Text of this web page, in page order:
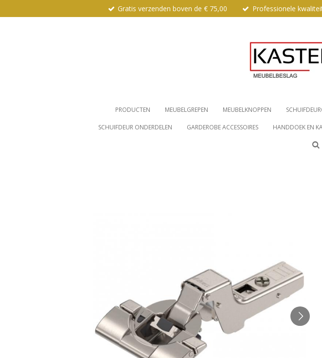
direct
Gratis verzenden boven de € 75,00 Professionele
PRODUCTEN MEUBELGREPEN MEUBELKNOPPEN
SCHUIFDEUR ONDERDELEN GARDEROBE ACCESSOIRES HANDDOEK EN